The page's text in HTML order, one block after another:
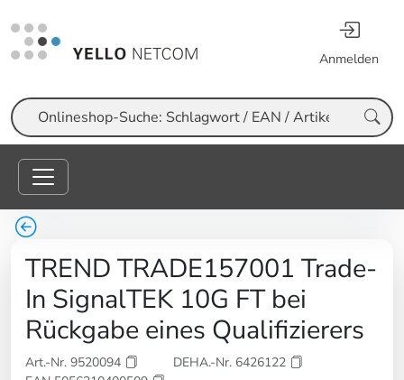
Anmelden
Suche
TREND TRADE157001 Trade-
In SignalTEK 10G FT bei
Rückgabe eines Qualifizierers
Art.-Nr. 9520094
DEHA.-Nr. 6426122